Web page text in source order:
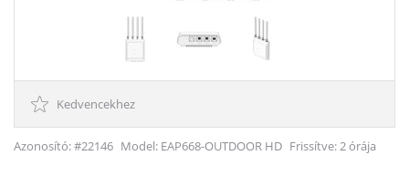
Kedvencekhez
Azonosító: #22146 Model: EAP668-OUTDOOR HD Frissítve: 2 órája